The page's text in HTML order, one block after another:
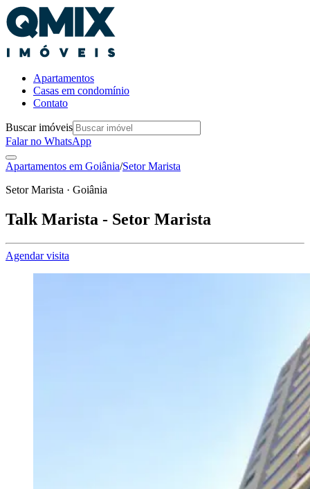
Apartamentos
Casas em condomínio
Contato
Buscar imóveis
Falar no WhatsApp
Apartamentos em Goiânia/Setor Marista
Setor Marista · Goiânia
Talk Marista - Setor Marista
Agendar visita